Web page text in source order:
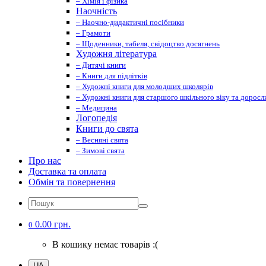
Наочність
– Наочно-дидактичні посібники
– Грамоти
– Щоденники, табеля, свідоцтво досягнень
Художня література
– Дитячі книги
– Книги для підлітків
– Художні книги для молодших школярів
– Художні книги для старшого шкільного віку та
– Медицина
Логопедія
Книги до свята
– Весняні свята
– Зимові свята
Про нас
Доставка та оплата
Обмін та повернення
0 0.00 грн.
В кошику немає товарів :(